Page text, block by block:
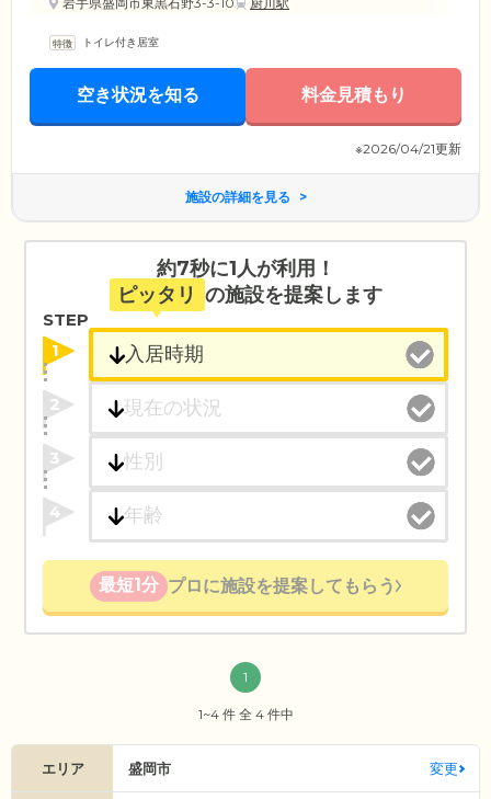
トイレ付き居室
空き状況を知る 料金見積もり
※2026/04/21更新
施設の詳細を見る
約7秒に1人が利用！
ピッタリ の施設を提案します
STEP
1
2
3
4
最短1分 プロに施設を提案してもらう
1
1~4 件 全 4 件中
エリア 盛岡市 変更